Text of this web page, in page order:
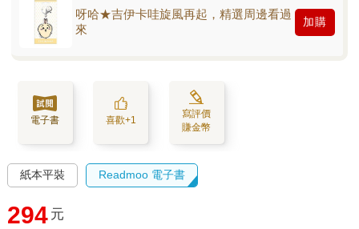
呀哈★吉伊卡哇旋風再起，精選周邊看過
來
加購
電子書 喜歡+1
寫評價
賺金幣
紙本平裝 Readmoo 電子書
294 元